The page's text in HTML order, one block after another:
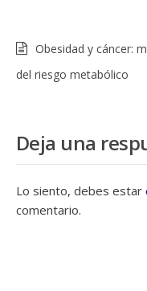
Obesidad y cáncer:
del riesgo metabólico
Deja una
Lo siento, debes estar
comentario.